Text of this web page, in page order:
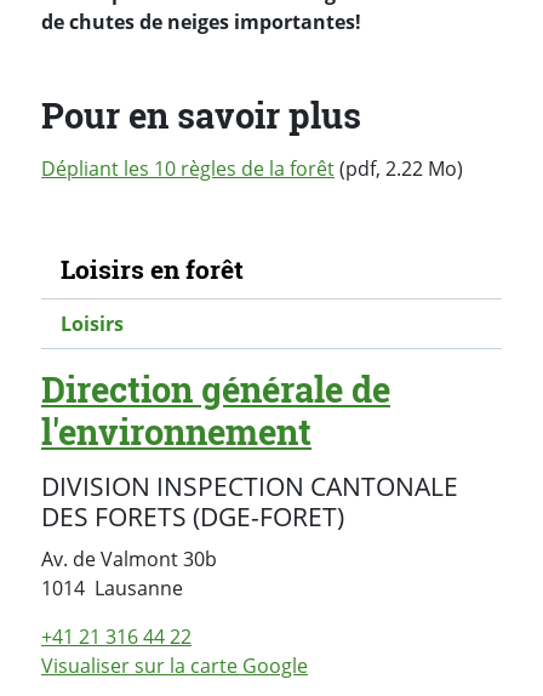
de chutes de neiges importantes!
Pour en savoir plus
Dépliant les 10 règles de la forêt(pdf, 2.22 Mo)
Navigation secondaire
Loisirs en forêt
Loisirs
Direction générale de
l'environnement
DIVISION INSPECTION CANTONALE
DES FORETS (DGE-FORET)
Av. de Valmont 30b
1014 LausanneSuisse
+41 21 316 44 22
Visualiser sur la carte Google